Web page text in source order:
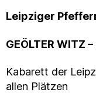
Leipziger
GEÖLTER WITZ
Kabarett der
allen Plätzen